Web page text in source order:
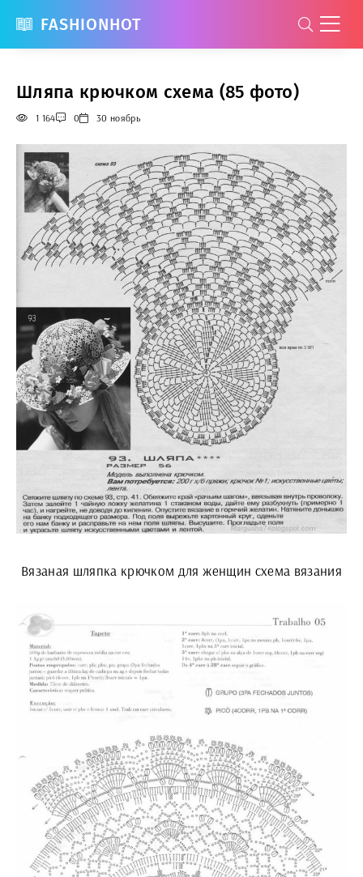
FASHIONHOT
Шляпа крючком схема (85 фото)
1 164 0 30 ноябрь
Вязаная шляпка крючком для женщин схема вязания